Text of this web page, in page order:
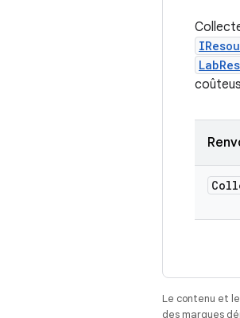
Le contenu et
des marques